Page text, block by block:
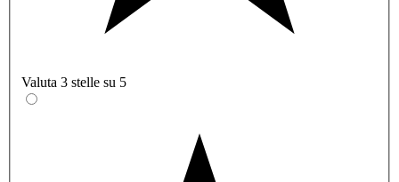
Valuta 3 stelle su 5